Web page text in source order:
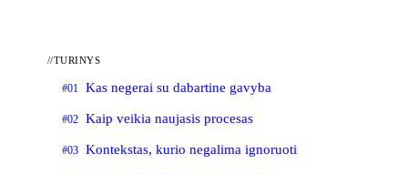
//TURINYS
#01 Kas negerai su dabartine gavyba
#02 Kaip veikia naujasis procesas
#03 Kontekstas, kurio negalima ignoruoti